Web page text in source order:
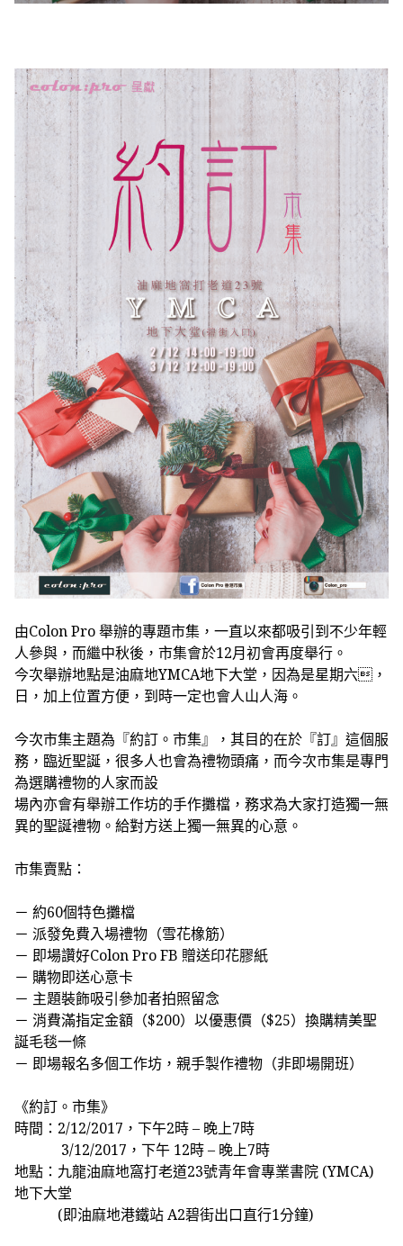
由Colon Pro 舉辦的專題市集，一直以來都吸引到不少年輕
人參與，而繼中秋後，市集會於12月初會再度舉行。
今次舉辦地點是油麻地YMCA地下大堂，因為是星期六，
日，加上位置方便，到時一定也會人山人海。
今次市集主題為『約訂。市集』，其目的在於『訂』這個服
務，臨近聖誕，很多人也會為禮物頭痛，而今次市集是專門
為選購禮物的人家而設
場內亦會有舉辦工作坊的手作攤檔，務求為大家打造獨一無
異的聖誕禮物。給對方送上獨一無異的心意。
市集賣點：
－ 約60個特色攤檔
－ 派發免費入場禮物（雪花橡筋）
－ 即場讚好Colon Pro FB 贈送印花膠紙
－ 購物即送心意卡
－ 主題裝飾吸引參加者拍照留念
－ 消費滿指定金額（$200）以優惠價（$25）換購精美聖
誕毛毯一條
－ 即場報名多個工作坊，親手製作禮物（非即場開班）
《約訂。市集》
時間： 2/12/2017 ，下午2時– 晚上7時
3/12/2017 ，下午 12時– 晚上7時
地點：九龍油麻地窩打老道23號青年會專業書院 (YMCA)
地下大堂
(即油麻地港鐵站A2碧街出口直行1分鐘)